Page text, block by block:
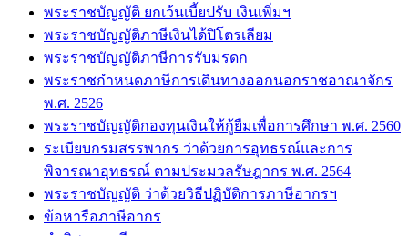
พระราชบัญญัติ ยกเว้นเบี้ยปรับ เงินเพิ่มฯ
พระราชบัญญัติภาษีเงินได้ปิโตรเลียม
พระราชบัญญัติภาษีการรับมรดก
พระราชกำหนดภาษีการเดินทางออกนอกราชอาณาจักร
พ.ศ. 2526
พระราชบัญญัติกองทุนเงินให้กู้ยืมเพื่อการศึกษา พ.ศ. 2560
ระเบียบกรมสรรพากร ว่าด้วยการอุทธรณ์และการ
พิจารณาอุทธรณ์ ตามประมวลรัษฎากร พ.ศ. 2564
พระราชบัญญัติ ว่าด้วยวิธีปฏิบัติการภาษีอากรฯ
ข้อหารือภาษีอากร